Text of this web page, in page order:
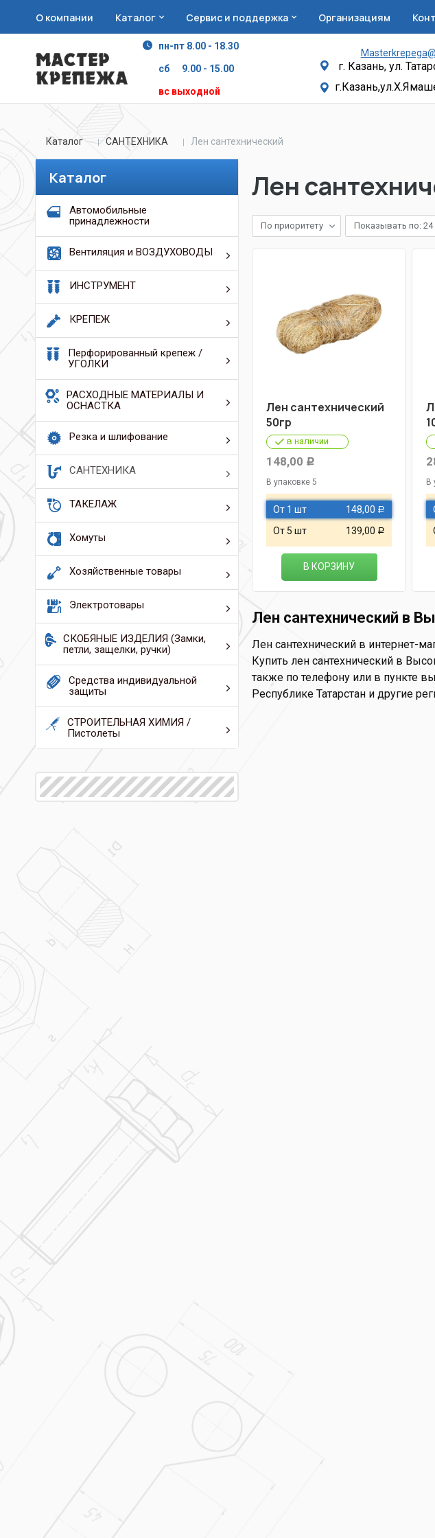
О компании Каталог Сервис и поддержка Организациям
пн-пт 8.00 - 18.30
сб 9.00 - 15.00
вс выходной
г. Казань, ул.
Каталог САНТЕХНИКА Лен сантехнический
Каталог
Автомобильные
принадлежности
Вентиляция и ВОЗДУХОВОДЫ
ИНСТРУМЕНТ
КРЕПЕЖ
Перфорированный крепеж /
УГОЛКИ
РАСХОДНЫЕ МАТЕРИАЛЫ И
ОСНАСТКА
Резка и шлифование
САНТЕХНИКА
ТАКЕЛАЖ
Хомуты
Хозяйственные товары
Электротовары
СКОБЯНЫЕ ИЗДЕЛИЯ (Замки,
петли, защелки, ручки)
Средства индивидуальной
защиты
СТРОИТЕЛЬНАЯ ХИМИЯ /
Пистолеты
Лен
По приоритету Показывать по: 24
Лен сантехнический
50гр
в наличии
148,00 Р
В упаковке 5
От 1 шт 148,00 Р
От 5 шт 139,00 Р
В КОРЗИНУ
В
Лен сантехнический в
Лен сантехнический в интернет-
Купить лен сантехнический в
также по телефону или в пункте
Республике Татарстан и другие